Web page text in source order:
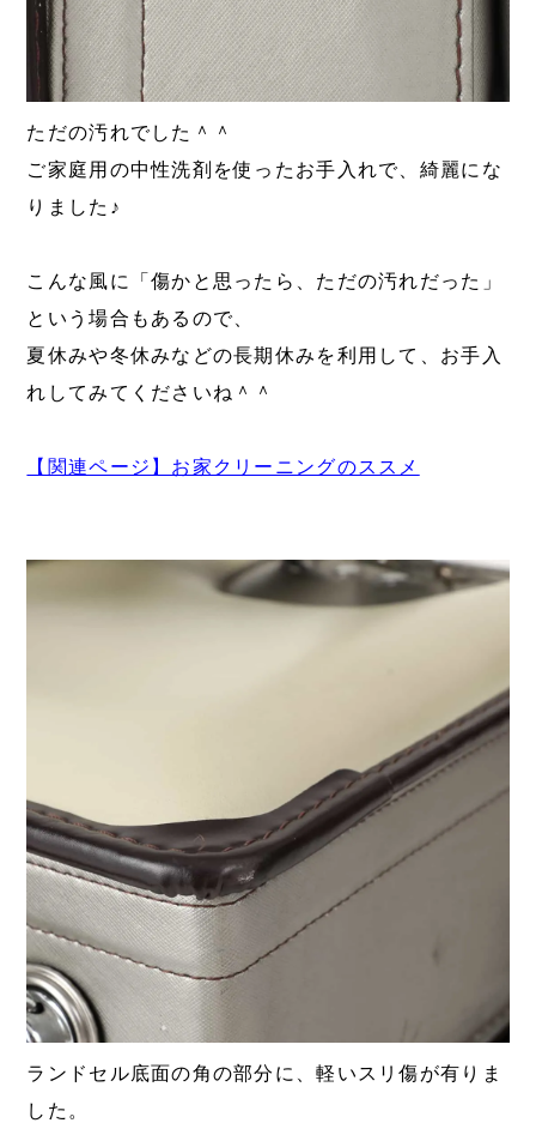
ただの汚れでした＾＾
ご家庭用の中性洗剤を使ったお手入れで、綺麗にな
りました♪
こんな風に「傷かと思ったら、ただの汚れだった」
という場合もあるので、
夏休みや冬休みなどの長期休みを利用して、お手入
れしてみてくださいね＾＾
【関連ページ】お家クリーニングのススメ
ランドセル底面の角の部分に、軽いスリ傷が有りま
した。